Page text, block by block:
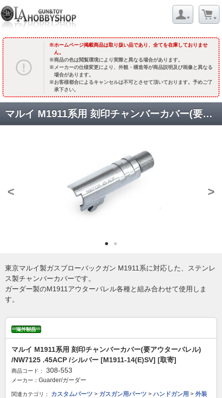
ホームページ掲載商品は取り扱い品であり、全てを在庫しておりませ
ん。
商品の色は閲覧環境により実際と異なる場合があります。
メーカーの仕様変更により、外観・構造等が商品説明及び画像と異なる
場合があります。
お客様都合によるキャンセルは不可とさせて頂いております。予めご了
承下さい。
マルイ M1911系用 刻印チャンバーカバー(要アウターバレル) /NW7125 .45ACP /シルバー [M1911-14(E)SV] [取寄]
< >
東京マルイ製ガスブローバックガン M1911系に対応した、ステンレ
ス製チャンバーカバーです。
ガーダー製のM1911アウターバレル各種と組み合わせて使用しま
す。
マルイ M1911系用 刻印チャンバーカバー(要アウターバレル)
/NW7125 .45ACP /シルバー [M1911-14(E)SV] [取寄]
商品コード： 308-553
メーカー： Guarder/ガーダー
関連カテゴリ： カスタムパーツ > ガスガン用パーツ > ハンドガン用 > 外装